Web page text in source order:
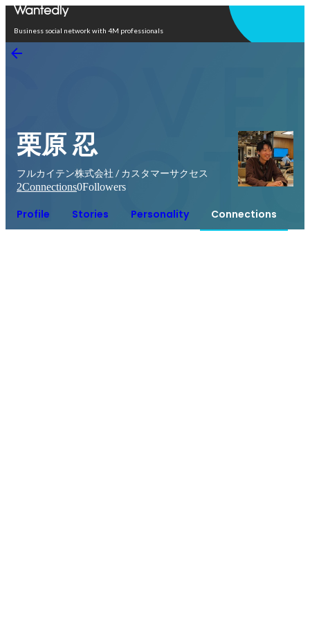
Business social network with 4M professionals
栗原 忍
フルカイテン株式会社 / カスタマーサクセス
2Connections0Followers
Profile Stories Personality Connections